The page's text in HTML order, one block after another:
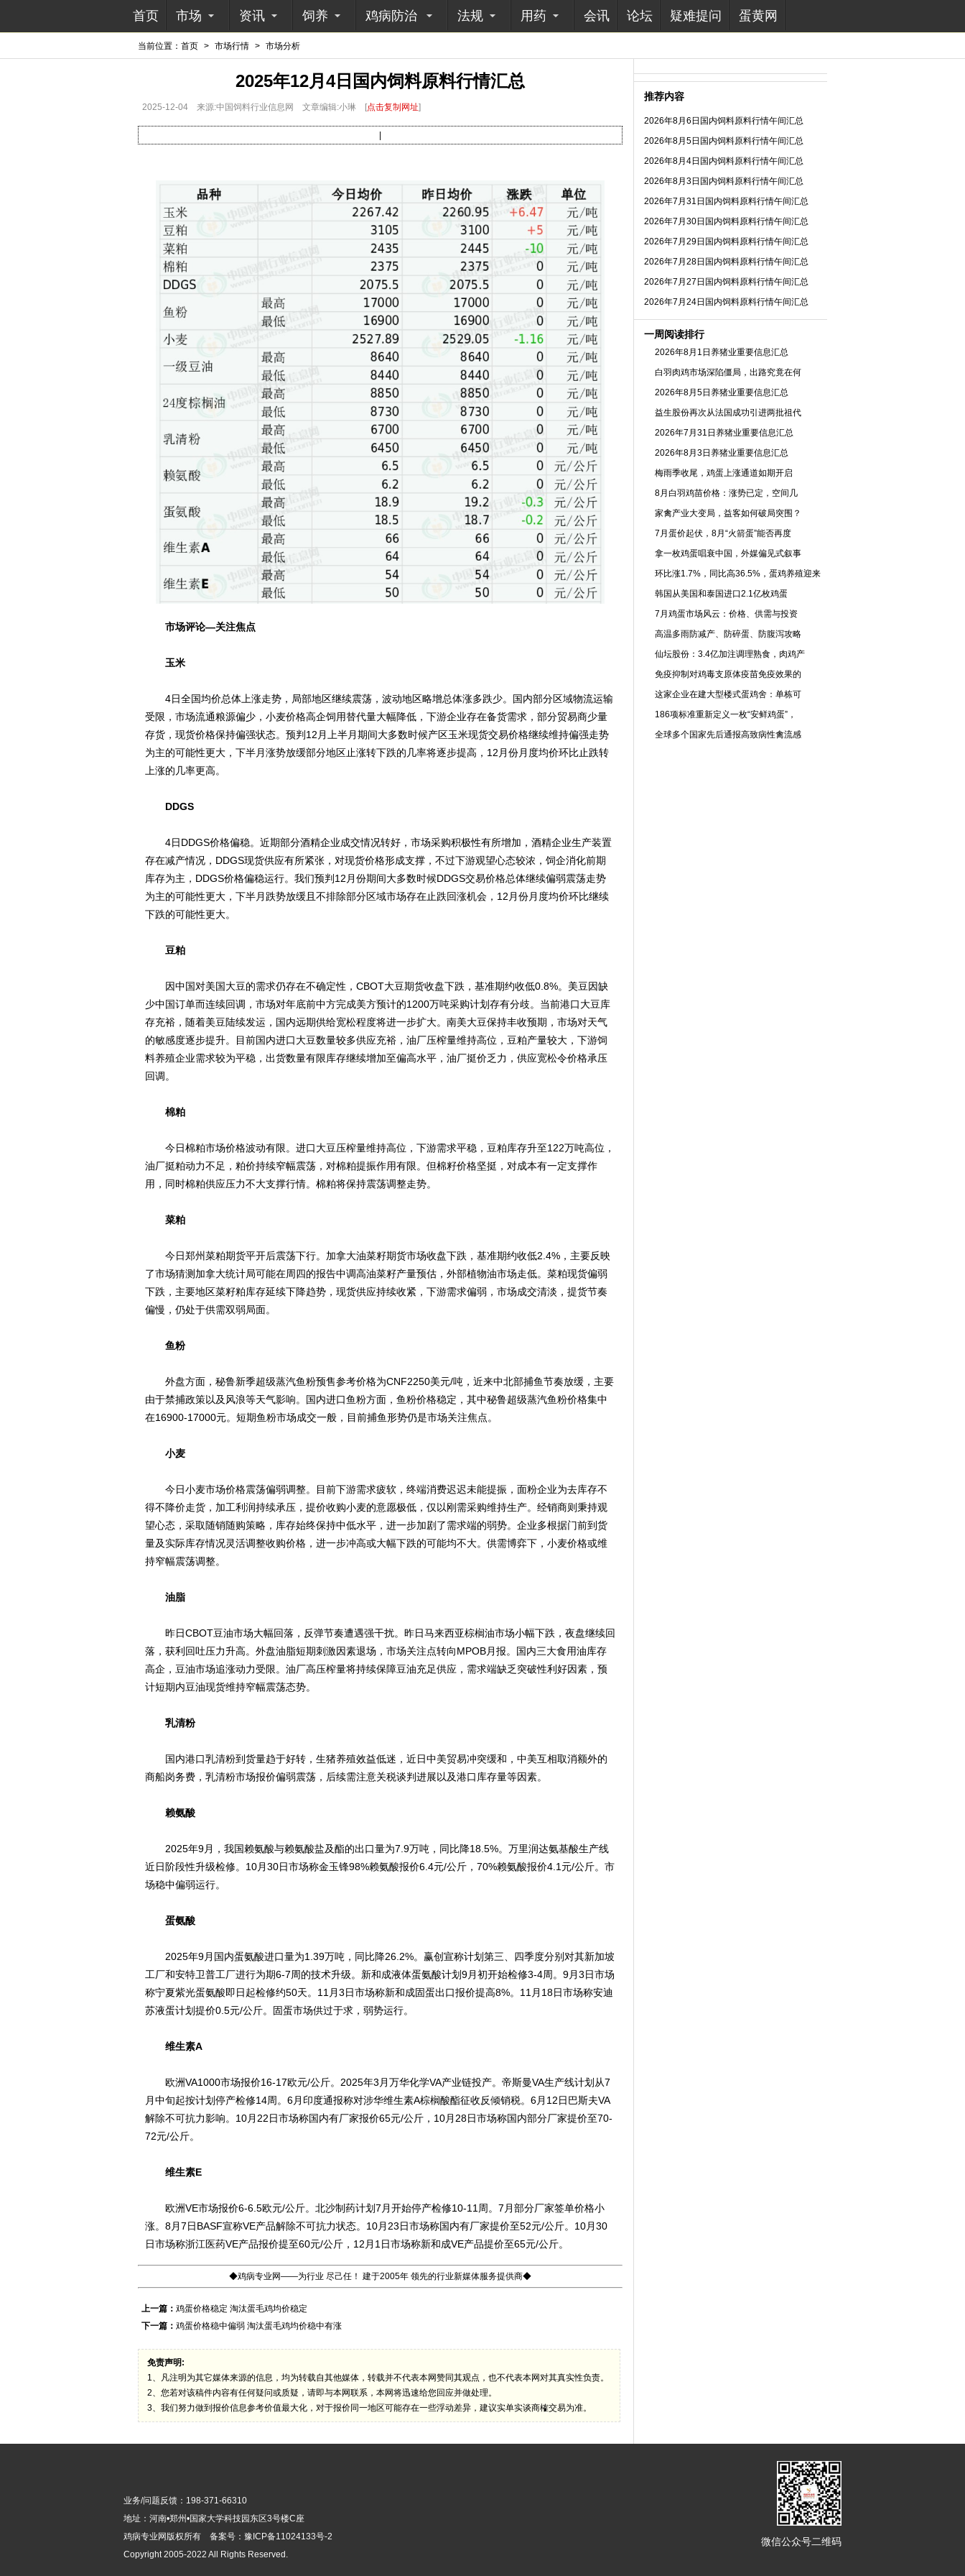
首页 市场 资讯 饲养 鸡病防治 法规 用药 会讯 论坛 疑难提问 蛋黄网
当前位置： 首页 > 市场行情 > 市场分析
2025年12月4日国内饲料原料行情汇总
2025-12-04 来源:中国饲料行业信息网 文章编辑:小琳 [点击复制网址]
市场评论—关注焦点
玉米
4日全国均价总体上涨走势，局部地区继续震荡，波动地区略增总体涨多跌少。国内部分区域物流运输
受限，市场流通粮源偏少，小麦价格高企饲用替代量大幅降低，下游企业存在备货需求，部分贸易商少量
存货，现货价格保持偏强状态。预判12月上半月期间大多数时候产区玉米现货交易价格继续维持偏强走势
为主的可能性更大，下半月涨势放缓部分地区止涨转下跌的几率将逐步提高，12月份月度均价环比止跌转
上涨的几率更高。
DDGS
4日DDGS价格偏稳。近期部分酒精企业成交情况转好，市场采购积极性有所增加，酒精企业生产装置
存在减产情况，DDGS现货供应有所紧张，对现货价格形成支撑，不过下游观望心态较浓，饲企消化前期
库存为主，DDGS价格偏稳运行。我们预判12月份期间大多数时候DDGS交易价格总体继续偏弱震荡走势
为主的可能性更大，下半月跌势放缓且不排除部分区域市场存在止跌回涨机会，12月份月度均价环比继续
下跌的可能性更大。
豆粕
因中国对美国大豆的需求仍存在不确定性，CBOT大豆期货收盘下跌，基准期约收低0.8%。美豆因缺
少中国订单而连续回调，市场对年底前中方完成美方预计的1200万吨采购计划存有分歧。当前港口大豆库
存充裕，随着美豆陆续发运，国内远期供给宽松程度将进一步扩大。南美大豆保持丰收预期，市场对天气
的敏感度逐步提升。目前国内进口大豆数量较多供应充裕，油厂压榨量维持高位，豆粕产量较大，下游饲
料养殖企业需求较为平稳，出货数量有限库存继续增加至偏高水平，油厂挺价乏力，供应宽松令价格承压
回调。
棉粕
今日棉粕市场价格波动有限。进口大豆压榨量维持高位，下游需求平稳，豆粕库存升至122万吨高位，
油厂挺粕动力不足，粕价持续窄幅震荡，对棉粕提振作用有限。但棉籽价格坚挺，对成本有一定支撑作
用，同时棉粕供应压力不大支撑行情。棉粕将保持震荡调整走势。
菜粕
今日郑州菜粕期货平开后震荡下行。加拿大油菜籽期货市场收盘下跌，基准期约收低2.4%，主要反映
了市场猜测加拿大统计局可能在周四的报告中调高油菜籽产量预估，外部植物油市场走低。菜粕现货偏弱
下跌，主要地区菜籽粕库存延续下降趋势，现货供应持续收紧，下游需求偏弱，市场成交清淡，提货节奏
偏慢，仍处于供需双弱局面。
鱼粉
外盘方面，秘鲁新季超级蒸汽鱼粉预售参考价格为CNF2250美元/吨，近来中北部捕鱼节奏放缓，主要
由于禁捕政策以及风浪等天气影响。国内进口鱼粉方面，鱼粉价格稳定，其中秘鲁超级蒸汽鱼粉价格集中
在16900-17000元。短期鱼粉市场成交一般，目前捕鱼形势仍是市场关注焦点。
小麦
今日小麦市场价格震荡偏弱调整。目前下游需求疲软，终端消费迟迟未能提振，面粉企业为去库存不
得不降价走货，加工利润持续承压，提价收购小麦的意愿极低，仅以刚需采购维持生产。经销商则秉持观
望心态，采取随销随购策略，库存始终保持中低水平，进一步加剧了需求端的弱势。企业多根据门前到货
量及实际库存情况灵活调整收购价格，进一步冲高或大幅下跌的可能均不大。供需博弈下，小麦价格或维
持窄幅震荡调整。
油脂
昨日CBOT豆油市场大幅回落，反弹节奏遭遇强干扰。昨日马来西亚棕榈油市场小幅下跌，夜盘继续回
落，获利回吐压力升高。外盘油脂短期刺激因素退场，市场关注点转向MPOB月报。国内三大食用油库存
高企，豆油市场追涨动力受限。油厂高压榨量将持续保障豆油充足供应，需求端缺乏突破性利好因素，预
计短期内豆油现货维持窄幅震荡态势。
乳清粉
国内港口乳清粉到货量趋于好转，生猪养殖效益低迷，近日中美贸易冲突缓和，中美互相取消额外的
商船岗务费，乳清粉市场报价偏弱震荡，后续需注意关税谈判进展以及港口库存量等因素。
赖氨酸
2025年9月，我国赖氨酸与赖氨酸盐及酯的出口量为7.9万吨，同比降18.5%。万里润达氨基酸生产线
近日阶段性升级检修。10月30日市场称金玉锋98%赖氨酸报价6.4元/公斤，70%赖氨酸报价4.1元/公斤。市
场稳中偏弱运行。
蛋氨酸
2025年9月国内蛋氨酸进口量为1.39万吨，同比降26.2%。赢创宣称计划第三、四季度分别对其新加坡
工厂和安特卫普工厂进行为期6-7周的技术升级。新和成液体蛋氨酸计划9月初开始检修3-4周。9月3日市场
称宁夏紫光蛋氨酸即日起检修约50天。11月3日市场称新和成固蛋出口报价提高8%。11月18日市场称安迪
苏液蛋计划提价0.5元/公斤。固蛋市场供过于求，弱势运行。
维生素A
欧洲VA1000市场报价16-17欧元/公斤。2025年3月万华化学VA产业链投产。帝斯曼VA生产线计划从7
月中旬起按计划停产检修14周。6月印度通报称对涉华维生素A棕榈酸酯征收反倾销税。6月12日巴斯夫VA
解除不可抗力影响。10月22日市场称国内有厂家报价65元/公斤，10月28日市场称国内部分厂家提价至70-
72元/公斤。
维生素E
欧洲VE市场报价6-6.5欧元/公斤。北沙制药计划7月开始停产检修10-11周。7月部分厂家签单价格小
涨。8月7日BASF宣称VE产品解除不可抗力状态。10月23日市场称国内有厂家提价至52元/公斤。10月30
日市场称浙江医药VE产品报价提至60元/公斤，12月1日市场称新和成VE产品提价至65元/公斤。
◆鸡病专业网——为行业 尽己任！ 建于2005年 领先的行业新媒体服务提供商◆
上一篇： 鸡蛋价格稳定 淘汰蛋毛鸡均价稳定
下一篇： 鸡蛋价格稳中偏弱 淘汰蛋毛鸡均价稳中有涨
免责声明:
1、凡注明为其它媒体来源的信息，均为转载自其他媒体，转载并不代表本网赞同其观点，也不代表本网对其真实性负责。
2、您若对该稿件内容有任何疑问或质疑，请即与本网联系，本网将迅速给您回应并做处理。
3、我们努力做到报价信息参考价值最大化，对于报价同一地区可能存在一些浮动差异，建议实单实谈商榷交易为准。
推荐内容
2026年8月6日国内饲料原料行情午间汇总
2026年8月5日国内饲料原料行情午间汇总
2026年8月4日国内饲料原料行情午间汇总
2026年8月3日国内饲料原料行情午间汇总
2026年7月31日国内饲料原料行情午间汇总
2026年7月30日国内饲料原料行情午间汇总
2026年7月29日国内饲料原料行情午间汇总
2026年7月28日国内饲料原料行情午间汇总
2026年7月27日国内饲料原料行情午间汇总
2026年7月24日国内饲料原料行情午间汇总
一周阅读排行
2026年8月1日养猪业重要信息汇总
白羽肉鸡市场深陷僵局，出路究竟在何
2026年8月5日养猪业重要信息汇总
益生股份再次从法国成功引进两批祖代
2026年7月31日养猪业重要信息汇总
2026年8月3日养猪业重要信息汇总
梅雨季收尾，鸡蛋上涨通道如期开启
8月白羽鸡苗价格：涨势已定，空间几
家禽产业大变局，益客如何破局突围？
7月蛋价起伏，8月“火箭蛋”能否再度
拿一枚鸡蛋唱衰中国，外媒偏见式叙事
环比涨1.7%，同比高36.5%，蛋鸡养殖迎来
韩国从美国和泰国进口2.1亿枚鸡蛋
7月鸡蛋市场风云：价格、供需与投资
高温多雨防减产、防碎蛋、防腹泻攻略
仙坛股份：3.4亿加注调理熟食，肉鸡产
免疫抑制对鸡毒支原体疫苗免疫效果的
这家企业在建大型楼式蛋鸡舍：单栋可
186项标准重新定义一枚“安鲜鸡蛋”，
全球多个国家先后通报高致病性禽流感
微信公众号二维码
业务/问题反馈：198-371-66310
地址：河南•郑州•国家大学科技园东区3号楼C座
鸡病专业网版权所有 备案号： 豫ICP备11024133号-2
Copyright 2005-2022 All Rights Reserved.